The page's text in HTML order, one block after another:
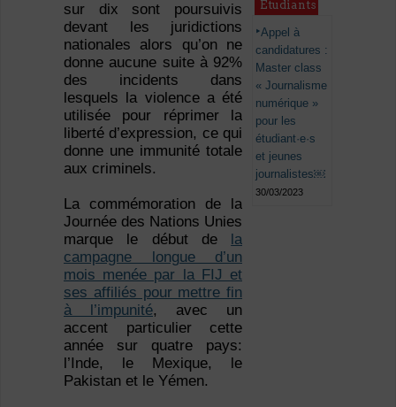
sur dix sont poursuivis
devant les juridictions
nationales alors qu’on ne
donne aucune suite à 92%
des incidents dans
lesquels la violence a été
utilisée pour réprimer la
liberté d’expression, ce qui
donne une immunité totale
aux criminels.
La commémoration de la
Journée des Nations Unies
marque le début de
la
campagne longue d’un
mois menée par la FIJ et
ses affiliés pour mettre fin
à l’impunité, avec un
accent particulier cette
année sur quatre pays:
l’Inde, le Mexique, le
Pakistan et le Yémen.
Étudiants
Appel à
candidatures :
Master class
« Journalisme
numérique »
pour les
étudiant·e·s
et jeunes
journalistes￼
30/03/2023